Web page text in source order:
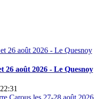
26 août 2026 - Le Quesnoy